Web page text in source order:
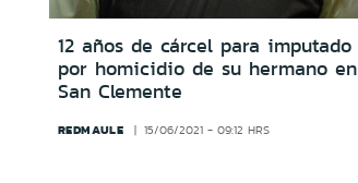
12 años de cárcel para imputado
por homicidio de su hermano en
San Clemente
REDMAULE 15/06/2021 - 09:12 HRS